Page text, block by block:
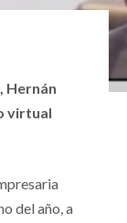
Hernán
virtual
del año, a